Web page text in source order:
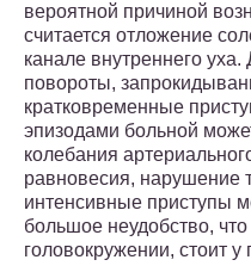
вероятной причиной
считается отложение
канале внутреннего
повороты,
кратковременные
эпизодами больной
колебания
равновесия, нарушение
интенсивные приступы
большое неудобство,
головокружении, стоит